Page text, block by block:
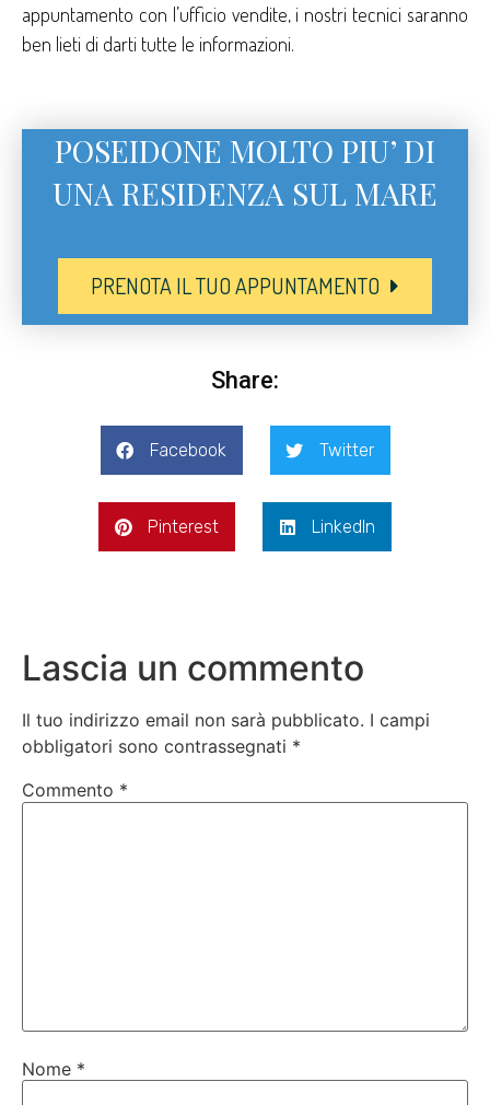
appuntamento con l’ufficio vendite, i nostri tecnici saranno
ben lieti di darti tutte le informazioni.
POSEIDONE MOLTO PIU’ DI
UNA RESIDENZA SUL MARE
PRENOTA IL TUO APPUNTAMENTO
Share:
Facebook Twitter
Pinterest LinkedIn
Lascia un commento
Il tuo indirizzo email non sarà pubblicato. I campi
obbligatori sono contrassegnati *
Commento *
Nome *